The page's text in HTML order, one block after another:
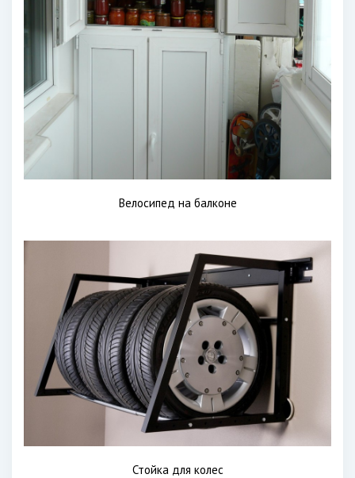
Велосипед на балконе
Стойка для колес